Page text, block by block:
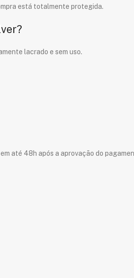
está totalmente protegida.
lacrado e sem uso.
até 48h após a aprovação do